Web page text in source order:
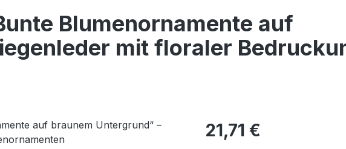
Blumenornamente auf
mit floraler
Regulärer Preis:
21,71 €